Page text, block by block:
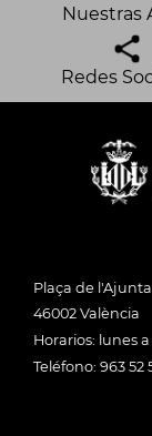
Nuestras
Redes
Plaça de
46002 València
Horarios: lunes
Teléfono: 963 52